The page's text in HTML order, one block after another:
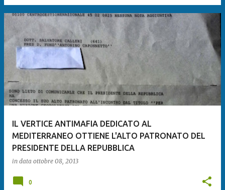
IL VERTICE ANTIMAFIA DEDICATO AL
MEDITERRANEO OTTIENE L'ALTO PATRONATO DEL
PRESIDENTE DELLA REPUBBLICA
in data ottobre 08, 2013
0